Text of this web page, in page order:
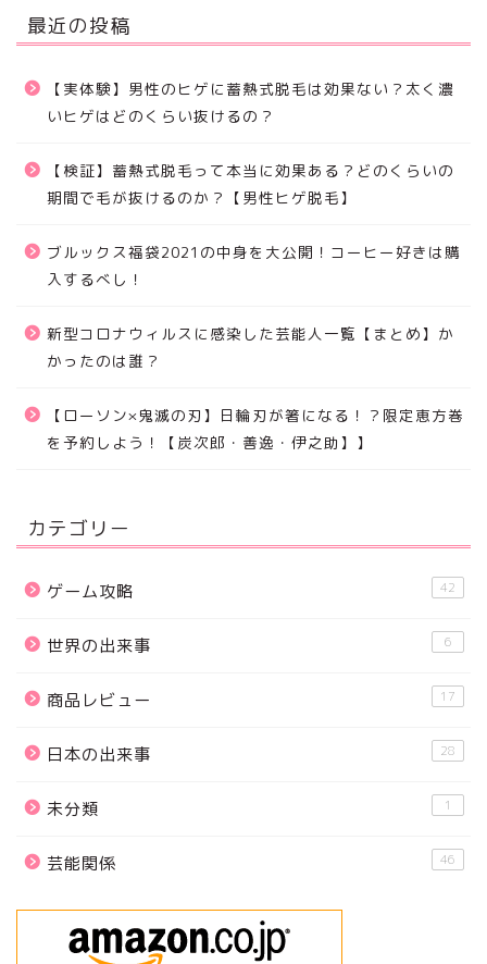
最近の投稿
【実体験】男性のヒゲに蓄熱式脱毛は効果ない？太く濃
いヒゲはどのくらい抜けるの？
【検証】蓄熱式脱毛って本当に効果ある？どのくらいの
期間で毛が抜けるのか？【男性ヒゲ脱毛】
ブルックス福袋2021の中身を大公開！コーヒー好きは購
入するべし！
新型コロナウィルスに感染した芸能人一覧【まとめ】か
かったのは誰？
【ローソン×鬼滅の刃】日輪刃が箸になる！？限定恵方巻
を予約しよう！【炭次郎・善逸・伊之助】】
カテゴリー
ゲーム攻略 42
世界の出来事 6
商品レビュー 17
日本の出来事 28
未分類 1
芸能関係 46